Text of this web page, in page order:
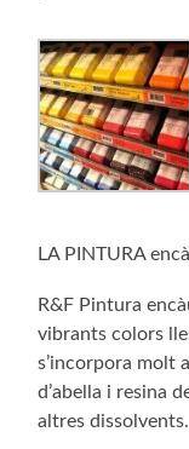
LA PINTURA
R&F Pintura
vibrants colors
s’incorpora molt
d’abella i resina
altres dissolvents.